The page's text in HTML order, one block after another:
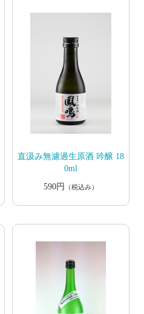
直汲み無濾過生原酒 吟醸 18
0ml
590円
（税込み）